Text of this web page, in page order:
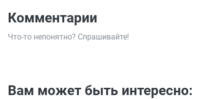
Комментарии
Что-то непонятно? Спрашивайте!
Вам может быть интересно: